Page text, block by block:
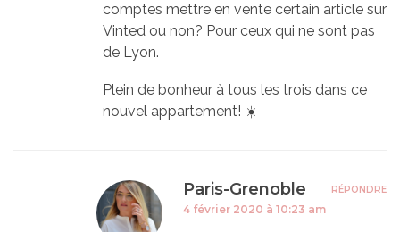
comptes mettre en vente certain article sur
Vinted ou non? Pour ceux qui ne sont pas
de Lyon.
Plein de bonheur à tous les trois dans ce
nouvel appartement! ☀️
Paris-Grenoble
4 février 2020 à 10:23 am
RÉPONDRE